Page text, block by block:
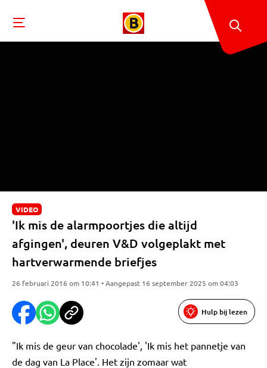
VIDEO
'Ik mis de alarmpoortjes die altijd
afgingen', deuren V&D volgeplakt met
hartverwarmende briefjes
26 februari 2016 om 10:41 • Aangepast 16 september 2025 om 04:03
Hulp bij lezen
"Ik mis de geur van chocolade', 'Ik mis het pannetje van
de dag van La Place'. Het zijn zomaar wat